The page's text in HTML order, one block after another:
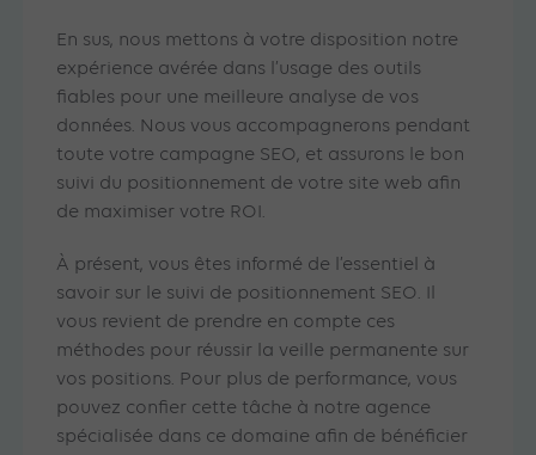
En sus, nous mettons à votre disposition notre
expérience avérée dans l’usage des outils
fiables pour une meilleure analyse de vos
données. Nous vous accompagnerons pendant
toute votre campagne SEO, et assurons le bon
suivi du positionnement de votre site web afin
de maximiser votre ROI.
À présent, vous êtes informé de l’essentiel à
savoir sur le suivi de positionnement SEO. Il
vous revient de prendre en compte ces
méthodes pour réussir la veille permanente sur
vos positions. Pour plus de performance, vous
pouvez confier cette tâche à notre agence
spécialisée dans ce domaine afin de bénéficier